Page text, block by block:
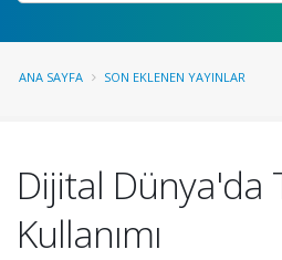
ANA SAYFA SON EKLENEN YAYINLAR
Dijital Dünya'da
Kullanımı